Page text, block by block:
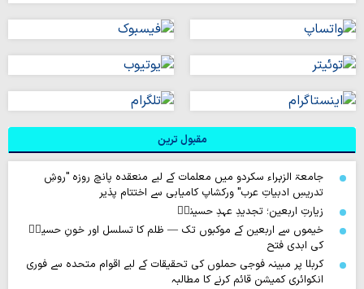
مقبول ترین
جامعۃ الزہراء سکردو میں معلمات کے لیے منعقدہ پانچ روزہ "روشِ
تدریسِ ادبیاتِ عرب" ورکشاپ کامیابی سے اختتام پذیر
زیارتِ اربعین؛ تجدیدِ عہدِ حسینیؑ
خیموں سے اربعین کے موکبوں تک — ظلم کا تسلسل اور خونِ حسینؑ
کی ابدی فتح
کربلا پر مبینہ فوجی حملوں کی تحقیقات کے لیے اقوام متحدہ سے فوری
انکوائری کمیشن قائم کرنے کا مطالبہ